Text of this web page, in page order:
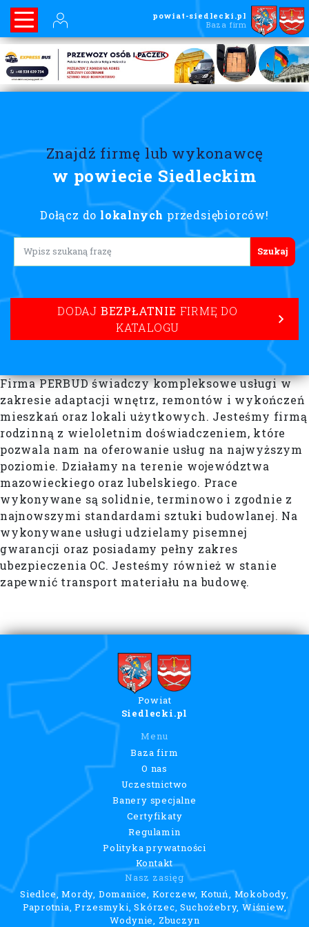
powiat-siedlecki.pl
Baza firm
Znajdź firmę lub wykonawcę
w powiecie Siedleckim
Dołącz do lokalnych przedsiębiorców!
Lorem ipsum
DODAJ BEZPŁATNIE FIRMĘ DO
KATALOGU
Firma PERBUD świadczy kompleksowe usługi w
zakresie adaptacji wnętrz, remontów i wykończeń
mieszkań oraz lokali użytkowych. Jesteśmy firmą
rodzinną z wieloletnim doświadczeniem, które
pozwala nam na oferowanie usług na najwyższym
poziomie. Działamy na terenie województwa
mazowieckiego oraz lubelskiego. Prace
wykonywane są solidnie, terminowo i zgodnie z
najnowszymi standardami sztuki budowlanej. Na
wykonywane usługi udzielamy pisemnej
gwarancji oraz posiadamy pełny zakres
ubezpieczenia OC. Jesteśmy również w stanie
zapewnić transport materiału na budowę.
Powiat
Siedlecki.pl
Menu
Baza firm
O nas
Uczestnictwo
Banery specjalne
Certyfikaty
Regulamin
Polityka prywatności
Kontakt
Nasz zasięg
Siedlce, Mordy, Domanice, Korczew, Kotuń, Mokobody,
Paprotnia, Przesmyki, Skórzec, Suchożebry, Wiśniew,
Wodynie, Zbuczyn